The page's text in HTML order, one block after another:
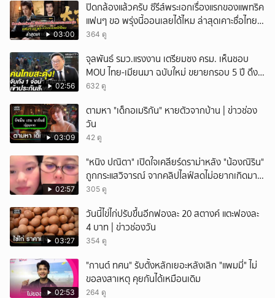
03:00
ปิดกล้องแล้วครับ ซีรีส์พระเอกเรื่องแรกของแพทริค
แฟนๆ ขอ พรุ่งนี้ออนเลยได้ไหม ล่าสุดเคาะชื่อไทย
แล้ว
364 ดู
02:56
จุลพันธ์ รมว.แรงงาน เตรียมชง ครม. เห็นชอบ
MOU ไทย-เมียนมา ฉบับใหม่ ขยายกรอบ 5 ปี ดึง
แรงงานเข้าระบบ
632 ดู
03:09
ตามหา "เด็กอเมริกัน" หายตัวจากบ้าน | ข่าวช่อง
วัน
42 ดู
02:57
"หนิง ปณิตา" เปิดใจเคลียร์ดราม่าหลัง "น้องณิริน"
ถูกกระแสวิจารณ์ จากคลิปไลฟ์สดไม่อยากเกิดมา
หน้าเหมือนพ่อ
305 ดู
03:27
วันนี้ไข่ไก่ปรับขึ้นอีกฟองละ 20 สตางค์ แตะฟองละ
4 บาท | ข่าวช่องวัน
354 ดู
02:53
"กานต์ ทศน" รับตั้งหลักเยอะหลังเลิก "แพมมี่" ไม่
ขอลงสาเหตุ คุยกันได้เหมือนเดิม
264 ดู